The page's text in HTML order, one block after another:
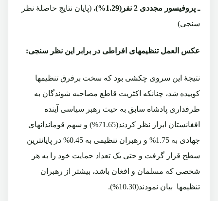
ـ پروفیسور مجددی 2 نفر(1.29%).
(پایان نتایج حاصلۀ نظر
سنجی)
عکس العمل تنظیمهای افراطی در برابر این نظر سنجی:
نتیجۀ این سروی چکشی بود که سخت برفرق تنظیمها
کوبیده شد، چنانکه اکثریت قاطع مصاحبه شوندگان به
طرفداری پادشاه سابق به حیث رهبر سیاسی آینده
افغانستان ابراز نظر کردند(71.65%) و سهم قوماندانهای
جهادی به 1.75% و رهبران تنظیمی به 0.45% در پایانترین
سطح قرار گرفت و حتی یک تعداد حمایت خود را به هر
شخصی که مسلمان و افغان باشد، بیشتر از رهبران
تنظیمها بیان نمودند(10.30%).